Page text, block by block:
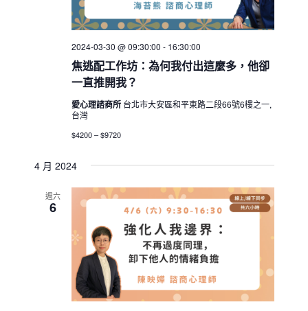
焦逃配工作坊：為何我付出這麼多，他卻
一直推開我？
2024-03-30 @ 09:30:00 - 16:30:00
愛心理諮商所 台北市大安區和平東路二段66號6樓之一,
台灣
$4200 – $9720
4 月 2024
週六
6